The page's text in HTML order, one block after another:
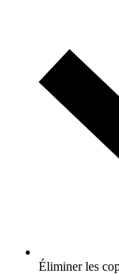
Éliminer les